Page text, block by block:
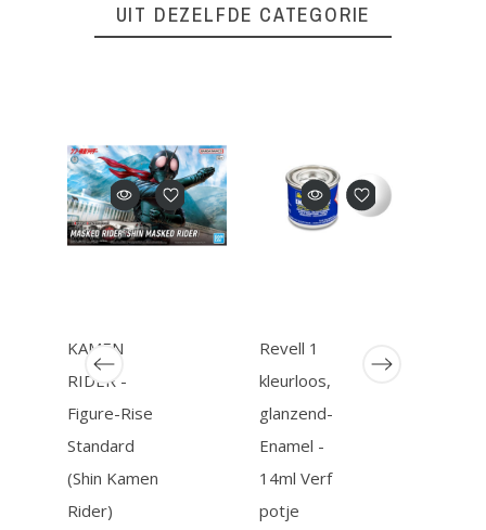
UIT DEZELFDE CATEGORIE
KAMEN
RIDER -
Figure-Rise
Standard
(Shin Kamen
Rider)
Revell 1
kleurloos,
glanzend-
Enamel -
14ml Verf
potje